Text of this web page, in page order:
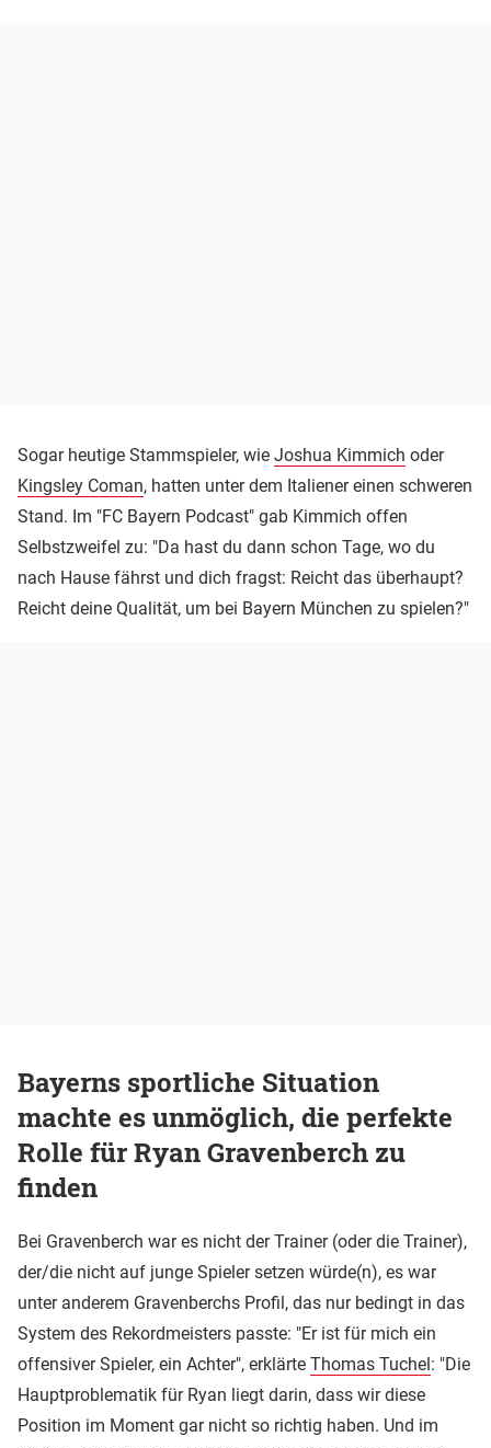
Sogar heutige Stammspieler, wie Joshua Kimmich oder
Kingsley Coman, hatten unter dem Italiener einen schweren
Stand. Im "FC Bayern Podcast" gab Kimmich offen
Selbstzweifel zu: "Da hast du dann schon Tage, wo du
nach Hause fährst und dich fragst: Reicht das überhaupt?
Reicht deine Qualität, um bei Bayern München zu spielen?"
Bayerns sportliche Situation
machte es unmöglich, die perfekte
Rolle für Ryan Gravenberch zu
finden
Bei Gravenberch war es nicht der Trainer (oder die Trainer),
der/die nicht auf junge Spieler setzen würde(n), es war
unter anderem Gravenberchs Profil, das nur bedingt in das
System des Rekordmeisters passte: "Er ist für mich ein
offensiver Spieler, ein Achter", erklärte Thomas Tuchel: "Die
Hauptproblematik für Ryan liegt darin, dass wir diese
Position im Moment gar nicht so richtig haben. Und im